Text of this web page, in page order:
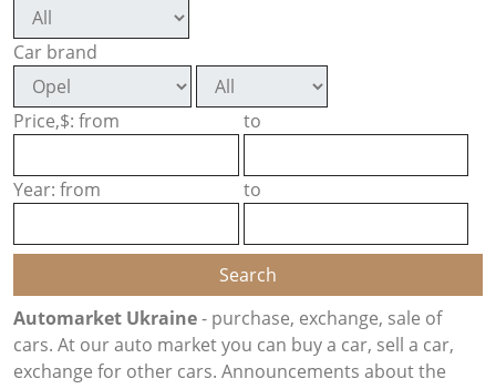
Car brand
Price,$: from to
Year: from to
Automarket Ukraine- purchase, exchange, sale of
cars. At our auto market you can buy a car, sell a car,
exchange for other cars. Announcements about the